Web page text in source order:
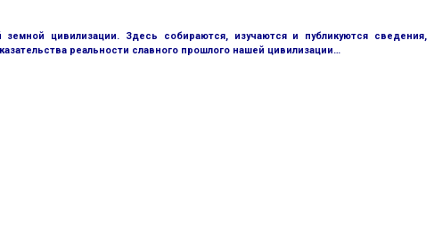
цивилизации. Здесь собираются, изучаются и публикуются сведения,
реальности славного прошлого нашей цивилизации…